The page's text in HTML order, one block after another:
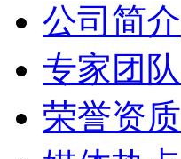
公司简介
专家团队
荣誉资质